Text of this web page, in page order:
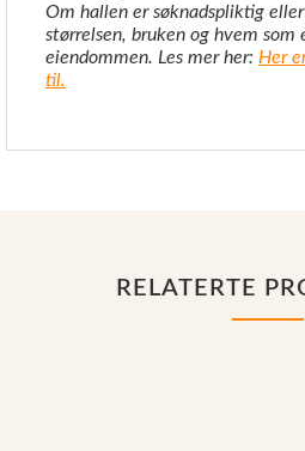
Om hallen er søknadspliktig
størrelsen, bruken og hvem som
eiendommen. Les mer her: Her
til.
RELATERTE